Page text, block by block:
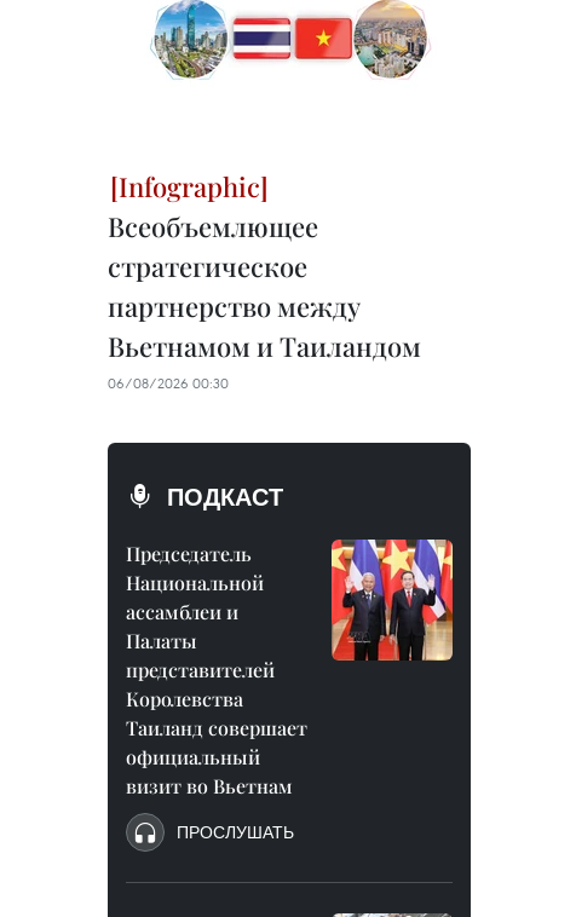
Всеобъемлющее
стратегическое
партнерство между
Вьетнамом и Таиландом
06/08/2026 00:30
ПОДКАСТ
Председатель
Национальной
ассамблеи и
Палаты
представителей
Королевства
Таиланд совершает
официальный
визит во Вьетнам
ПРОСЛУШАТЬ